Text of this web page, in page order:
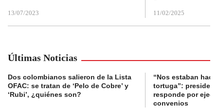
13/07/2023 11/02/2025
Últimas Noticias
Dos colombianos salieron de la Lista
OFAC: se tratan de ‘Pelo de Cobre’ y
‘Rubi’, ¿quiénes son?
“Nos estaban
tortuga”:
responde por
convenios